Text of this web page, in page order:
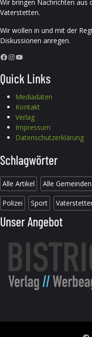
Wir bringen Nachrichten aus
Vaterstetten.
Wir wollen in und mit der
Diskussionen anregen.
Facebook InstagramYouTube
Quick Links
Mediadaten
Kontakt
Verlag
Impressum
Datenschutzerklärung
Schlagwörter
Alle Artikel Alle Gemeinden
Polizei Sport
Unser Angebot